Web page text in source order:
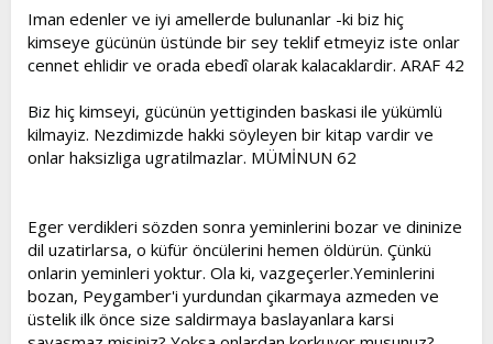
Iman edenler ve iyi amellerde bulunanlar -ki biz hiç
kimseye gücünün üstünde bir sey teklif etmeyiz iste onlar
cennet ehlidir ve orada ebedî olarak kalacaklardir. ARAF 42
Biz hiç kimseyi, gücünün yettiginden baskasi ile yükümlü
kilmayiz. Nezdimizde hakki söyleyen bir kitap vardir ve
onlar haksizliga ugratilmazlar. MÜMİNUN 62
Eger verdikleri sözden sonra yeminlerini bozar ve dininize
dil uzatirlarsa, o küfür öncülerini hemen öldürün. Çünkü
onlarin yeminleri yoktur. Ola ki, vazgeçerler.Yeminlerini
bozan, Peygamber'i yurdundan çikarmaya azmeden ve
üstelik ilk önce size saldirmaya baslayanlara karsi